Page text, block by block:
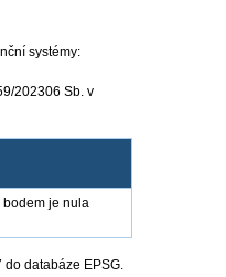
systémy:
202306 Sb. v
bodem je nula
databáze EPSG.